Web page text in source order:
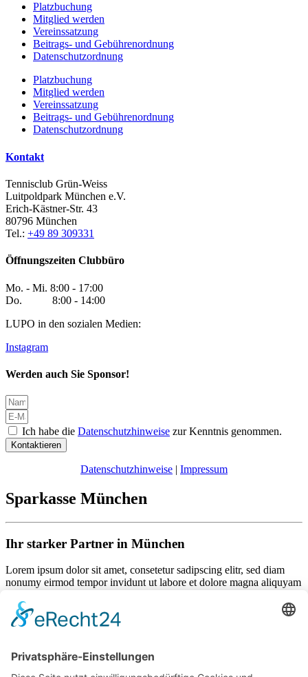
Platzbuchung
Mitglied werden
Vereinssatzung
Beitrags- und Gebührenordnung
Datenschutzordnung
Platzbuchung
Mitglied werden
Vereinssatzung
Beitrags- und Gebührenordnung
Datenschutzordnung
Kontakt
Tennisclub Grün-Weiss
Luitpoldpark München e.V.
Erich-Kästner-Str. 43
80796 München
Tel.: +49 89 309331
Öffnungszeiten Clubbüro
Mo. - Mi. 8:00 - 17:00
Do. 8:00 - 14:00
LUPO in den sozialen Medien:
Instagram
Werden auch Sie Sponsor!
Ich habe die Datenschutzhinweise zur Kenntnis genommen.
Kontaktieren
Datenschutzhinweise | Impressum
Sparkasse München
Ihr starker Partner in München
Lorem ipsum dolor sit amet, consetetur sadipscing elitr, sed diam
nonumy eirmod tempor invidunt ut labore et dolore magna aliquyam
et ea rebum. Stet clita kasd gubergren, no sea takimata sanctus est
Lorem ipsum dolor sit amet.